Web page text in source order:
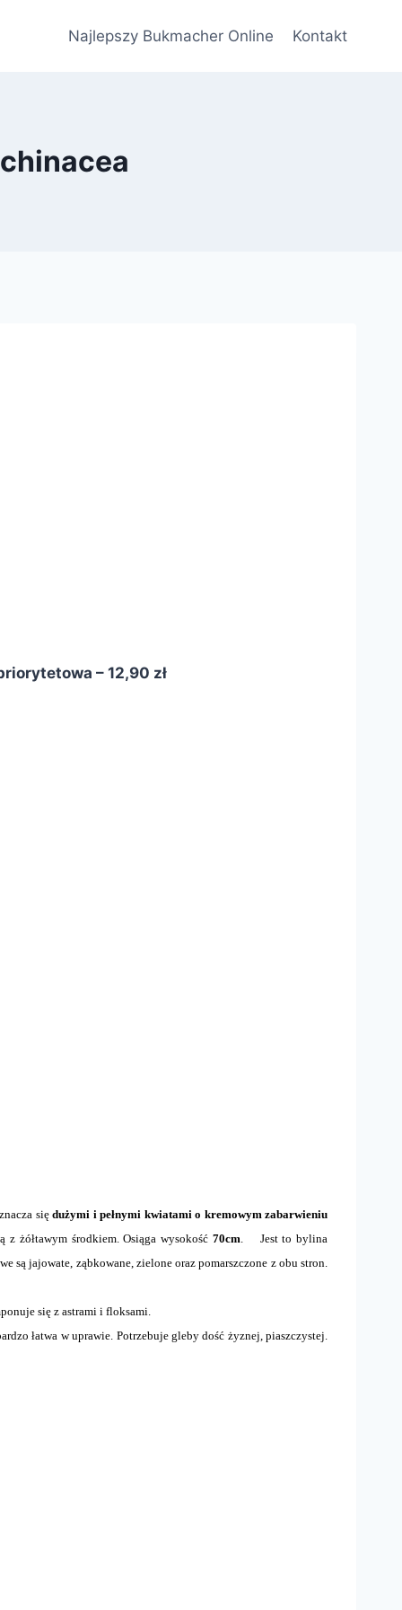
Najlepszy Bukmacher Online Kontakt
– 12,90 zł
się dużymi i pełnymi kwiatami o kremowym zabarwieniu
żółtawym środkiem. Osiąga wysokość 70cm . Jest to bylina
są jajowate, ząbkowane, zielone oraz pomarszczone z obu stron.
się z astrami i floksami.
łatwa w uprawie. Potrzebuje gleby dość żyznej, piaszczystej.